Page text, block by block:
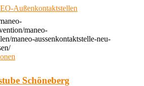
Außenkontaktstellen
maneo-
maneo-aussenkontaktstelle-neu-
Schöneberg